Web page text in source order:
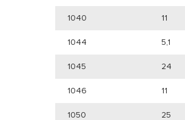
1040 11
1044 5,1
1045 24
1046 11
1050 25